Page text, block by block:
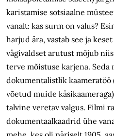
karistamise sotsiaalne
vanalt: kas surm on valus?
harjud ära, vastab see ja
vägivaldset arutust mõjub
terve mõistuse karjena. Seda
dokumentalistlik kaameratöö
võetud muide
talvine veretav valgus. Filmi
dokumentaalkaadrid ühe